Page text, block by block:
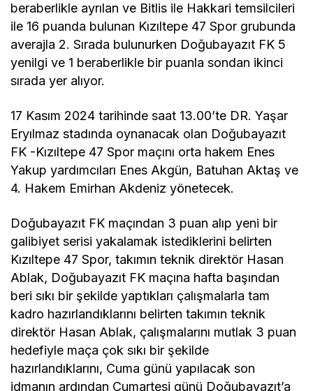
beraberlikle ayrılan ve Bitlis ile Hakkari temsilcileri
ile 16 puanda bulunan Kızıltepe 47 Spor grubunda
averajla 2. Sırada bulunurken Doğubayazıt FK 5
yenilgi ve 1 beraberlikle bir puanla sondan ikinci
sırada yer alıyor.
17 Kasım 2024 tarihinde saat 13.00’te DR. Yaşar
Eryılmaz stadında oynanacak olan Doğubayazıt
FK -Kızıltepe 47 Spor maçını orta hakem Enes
Yakup yardımcıları Enes Akgün, Batuhan Aktaş ve
4. Hakem Emirhan Akdeniz yönetecek.
Doğubayazıt FK maçından 3 puan alıp yeni bir
galibiyet serisi yakalamak istediklerini belirten
Kızıltepe 47 Spor, takımın teknik direktör Hasan
Ablak, Doğubayazıt FK maçına hafta başından
beri sıkı bir şekilde yaptıkları çalışmalarla tam
kadro hazırlandıklarını belirten takımın teknik
direktör Hasan Ablak, çalışmalarını mutlak 3 puan
hedefiyle maça çok sıkı bir şekilde
hazırlandıklarını, Cuma günü yapılacak son
idmanın ardından Cumartesi günü Doğubayazıt’a